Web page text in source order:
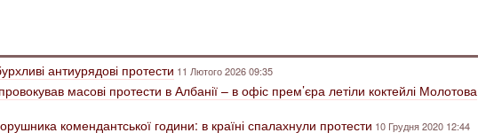
антиурядові протести 11 Лютого 2026 09:35
масові протести в Албанії – в офіс прем’єра летіли коктейлі Молотова
комендантської години: в країні спалахнули протести 10 Грудня 2020 12:44